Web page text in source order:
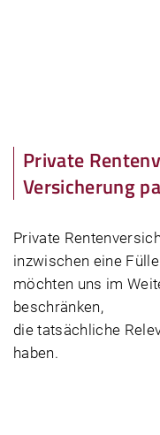
Private
Versicherung
Private
inzwischen eine
möchten uns im
beschränken,
die tatsächliche
haben.